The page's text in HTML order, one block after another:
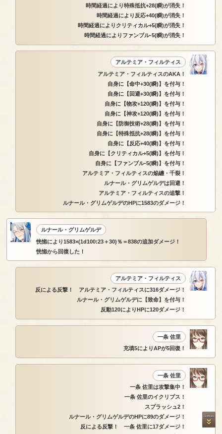
時間経過により特殊抵抗+28(瞬)が消失！
時間経過により反応+40(瞬)が消失！
時間経過によりクリティカル+5(瞬)が消失！
時間経過によりファンブル-5(瞬)が消失！
アルテミア・フィルティス
アルテミア・フィルティスのAKA！
自身に【命中+30(瞬)】を付与！
自身に【回避+30(瞬)】を付与！
自身に【物攻+120(瞬)】を付与！
自身に【神攻+120(瞬)】を付与！
自身に【防御技術+28(瞬)】を付与！
自身に【特殊抵抗+28(瞬)】を付与！
自身に【反応+40(瞬)】を付与！
自身に【クリティカル+5(瞬)】を付与！
自身に【ファンブル-5(瞬)】を付与！
アルテミア・フィルティスの焔纏・千裂！
ルナール・グリムゲルデは回避！
アルテミア・フィルティスの追撃！
ルナール・グリムゲルデのHPに1583のダメージ！
ルナール・グリムゲルデ
恍惚により1583×(1d100:23＋30)％＝838の追加ダメージ！
恍惚から回復した！
アルテミア・フィルティス
反による反撃！ アルテミア・フィルティスに316ダメージ！
ルナール・グリムゲルデに【致命】を付与！
反動120によりHPに120ダメージ！
一条 佐里
充填5によりAPが5回復！
一条 佐里
一条 佐里は攻撃集中！
一条 佐里のイクリプス！
スプラッシュ2！
ルナール・グリムゲルデのHPに89のダメージ！
反による反撃！ 一条 佐里に17ダメージ！